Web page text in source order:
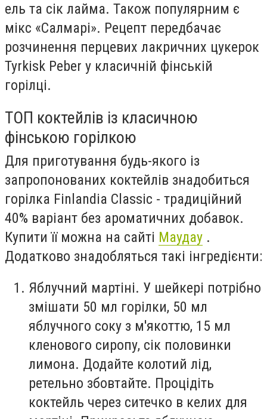
ель та сік лайма. Також популярним є
мікс «Салмарі». Рецепт передбачає
розчинення перцевих лакричних цукерок
Tyrkisk Peber у класичній фінській
горілці.
ТОП коктейлів із класичною
фінською горілкою
Для приготування будь-якого із
запропонованих коктейлів знадобиться
горілка Finlandia Classic - традиційний
40% варіант без ароматичних добавок.
Купити її можна на сайті Маудау .
Додатково знадобляться такі інгредієнти:
Яблучний мартіні. У шейкері потрібно
змішати 50 мл горілки, 50 мл
яблучного соку з м'якоттю, 15 мл
кленового сиропу, сік половинки
лимона. Додайте колотий лід,
ретельно збовтайте. Процідіть
коктейль через ситечко в келих для